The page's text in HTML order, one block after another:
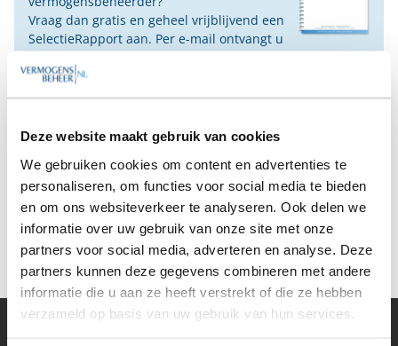
Deze website maakt gebruik van cookies
We gebruiken cookies om content en advertenties te
personaliseren, om functies voor social media te bieden
en om ons websiteverkeer te analyseren. Ook delen we
informatie over uw gebruik van onze site met onze
partners voor social media, adverteren en analyse. Deze
partners kunnen deze gegevens combineren met andere
informatie die u aan ze heeft verstrekt of die ze hebben
verzameld op basis van uw gebruik van hun services.
Vraag dan gratis en geheel vrijblijvend een
SelectieRapport aan. Per e-mail ontvangt u
een selectie van goede vermogensbeheerders die het
beste passen bij uw persoonlijke situatie, wensen en
voorkeuren.
Gratis Selectierapport
Deel op Facebook
Deel op X
Deel op LinkedIn